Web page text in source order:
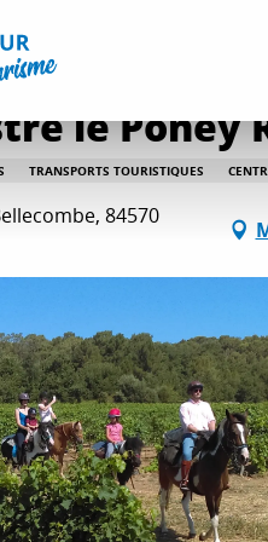
le Poney
TRANSPORTS TOURISTIQUES
84570